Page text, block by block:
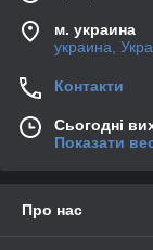
м. украина
украина,
Контакти
Сьогодні
Показати
Про нас